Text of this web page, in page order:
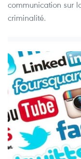
communication sur
criminalité.